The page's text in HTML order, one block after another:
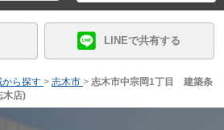
LINEで共有する
ら探す > 志木市 > 志木市中宗岡1丁目 建築条
店)